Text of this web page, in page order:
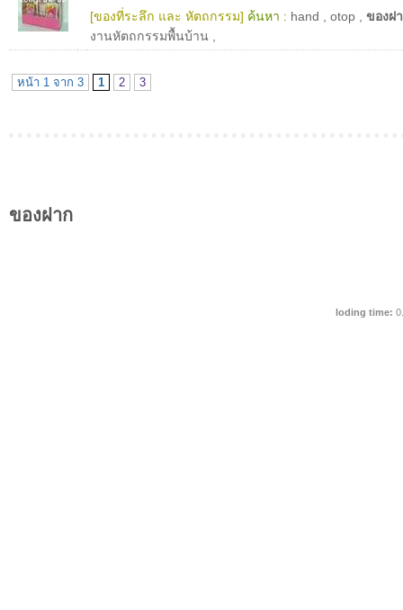
[ของที่ระลึก และ หัตถกรรม] ค้นหา : hand otop
ของฝ
งานหัตถกรรมพื้นบ้าน
หน้า 1 จาก 3 1 2 3
ของฝาก
loding time: